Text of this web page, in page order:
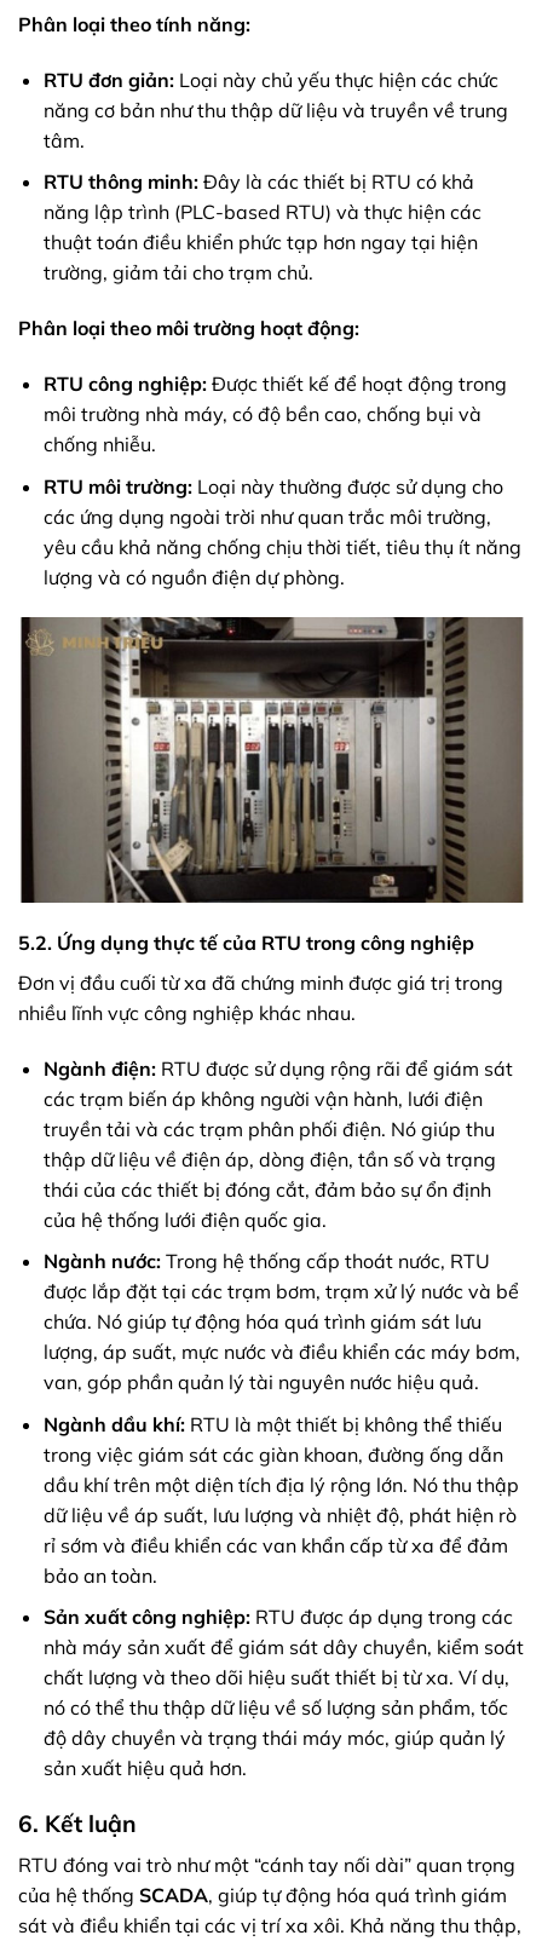
Phân loại theo tính năng:
RTU đơn giản:Loại này chủ yếu thực hiện các chức
năng cơ bản như thu thập dữ liệu và truyền về trung
tâm.
RTU thông minh:Đây là các thiết bị RTU có khả
năng lập trình (PLC-based RTU) và thực hiện các
thuật toán điều khiển phức tạp hơn ngay tại hiện
trường, giảm tải cho trạm chủ.
Phân loại theo môi trường hoạt động:
RTU công nghiệp:Được thiết kế để hoạt động trong
môi trường nhà máy, có độ bền cao, chống bụi và
chống nhiễu.
RTU môi trường:Loại này thường được sử dụng cho
các ứng dụng ngoài trời như quan trắc môi trường,
yêu cầu khả năng chống chịu thời tiết, tiêu thụ ít năng
lượng và có nguồn điện dự phòng.
5.2. Ứng dụng thực tế của RTU trong công nghiệp
Đơn vị đầu cuối từ xa đã chứng minh được giá trị trong
nhiều lĩnh vực công nghiệp khác nhau.
Ngành điện:RTU được sử dụng rộng rãi để giám sát
các trạm biến áp không người vận hành, lưới điện
truyền tải và các trạm phân phối điện. Nó giúp thu
thập dữ liệu về điện áp, dòng điện, tần số và trạng
thái của các thiết bị đóng cắt, đảm bảo sự ổn định
của hệ thống lưới điện quốc gia.
Ngành nước:Trong hệ thống cấp thoát nước, RTU
được lắp đặt tại các trạm bơm, trạm xử lý nước và bể
chứa. Nó giúp tự động hóa quá trình giám sát lưu
lượng, áp suất, mực nước và điều khiển các máy bơm,
van, góp phần quản lý tài nguyên nước hiệu quả.
Ngành dầu khí:RTU là một thiết bị không thể thiếu
trong việc giám sát các giàn khoan, đường ống dẫn
dầu khí trên một diện tích địa lý rộng lớn. Nó thu thập
dữ liệu về áp suất, lưu lượng và nhiệt độ, phát hiện rò
rỉ sớm và điều khiển các van khẩn cấp từ xa để đảm
bảo an toàn.
Sản xuất công nghiệp:RTU được áp dụng trong các
nhà máy sản xuất để giám sát dây chuyền, kiểm soát
chất lượng và theo dõi hiệu suất thiết bị từ xa. Ví dụ,
nó có thể thu thập dữ liệu về số lượng sản phẩm, tốc
độ dây chuyền và trạng thái máy móc, giúp quản lý
sản xuất hiệu quả hơn.
6. Kết luận
RTU đóng vai trò như một “cánh tay nối dài” quan trọng
của hệ thống SCADA, giúp tự động hóa quá trình giám
sát và điều khiển tại các vị trí xa xôi. Khả năng thu thập,